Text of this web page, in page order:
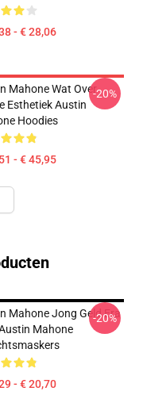
- € 28,06
Mahone Wat Over
Esthetiek Austin
Hoodies
- € 45,95
-20%
Mahone Jong Geld Era
Mahone
- € 20,70
-20%